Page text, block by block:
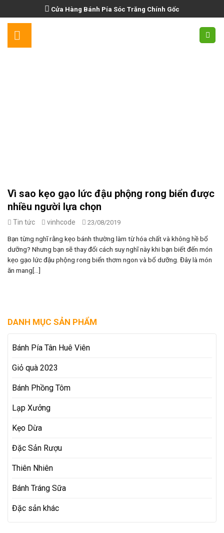
to
content
Cửa Hàng Bánh Pía Sóc Trăng Chính Gốc
DANH MỤC SẢN PHẨM
Bánh Pía Tân Huê Viên
Giỏ quà 2023
Bánh Phồng Tôm
Lạp Xưởng
Kẹo Dừa
Đặc Sản Rượu
Thiên Nhiên
Bánh Tráng Sữa
Đặc sản khác
Vì sao kẹo gạo lức đậu phộng rong biển được
nhiều người lựa chọn
Tin tức vinhcode 23/08/2019
Bạn từng nghĩ rằng kẹo bánh thường làm từ hóa chất và không hề bổ
dưỡng? Nhưng bạn sẽ thay đổi cách suy nghĩ này khi bạn biết đến món
kẹo gạo lức đậu phộng rong biển thơm ngon và bổ dưỡng. Đây là món
ăn mang[...]